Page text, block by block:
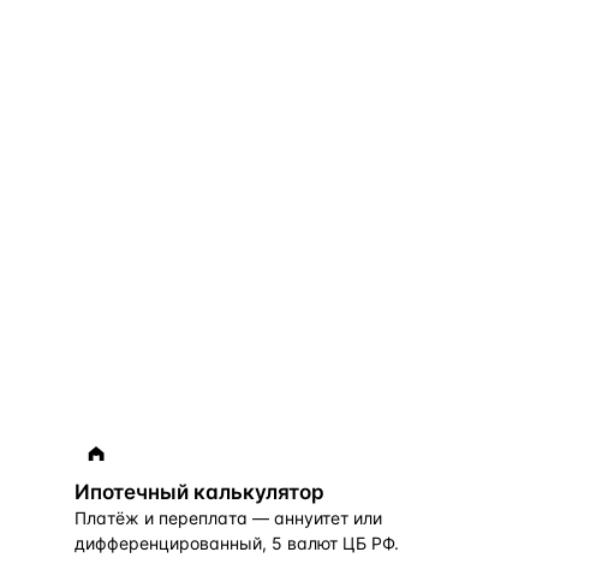
Ипотечный калькулятор
Платёж и переплата — аннуитет или
дифференцированный, 5 валют ЦБ РФ.